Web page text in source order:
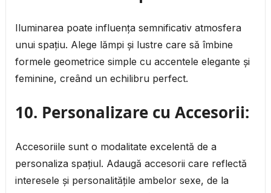
Iluminarea poate influența semnificativ atmosfera
unui spațiu. Alege lămpi și lustre care să îmbine
formele geometrice simple cu accentele elegante și
feminine, creând un echilibru perfect.
10. Personalizare cu Accesorii:
Accesoriile sunt o modalitate excelentă de a
personaliza spațiul. Adaugă accesorii care reflectă
interesele și personalitățile ambelor sexe, de la